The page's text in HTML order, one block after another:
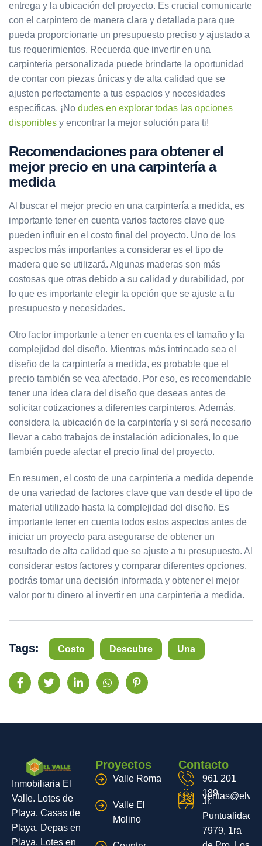
entrega y la ubicación del proyecto. Es crucial comunicarte
con el carpintero de manera clara y detallada para que
pueda proporcionarte un presupuesto preciso y ajustado a
tus requerimientos. Recuerda que invertir en una
carpintería personalizada puede brindarte la oportunidad
de contar con piezas únicas y de alta calidad que se
ajusten perfectamente a tus espacios y necesidades
específicas. ¡No dudes en explorar todas las opciones
disponibles y encontrar la mejor solución para ti!
Recomendaciones para obtener el
mejor precio en una carpintería a
medida
Al buscar el mejor precio en una carpintería a medida, es
importante tener en cuenta varios factores clave que
pueden influir en el costo final del proyecto. Uno de los
aspectos más importantes a considerar es el tipo de
madera que se utilizará. Algunas maderas son más
costosas que otras debido a su calidad y durabilidad, por
lo que es importante elegir la opción que se ajuste a tu
presupuesto y necesidades.
Otro factor importante a tener en cuenta es el tamaño y la
complejidad del diseño. Mientras más intrincado sea el
diseño de la carpintería a medida, es probable que el
precio también se vea afectado. Por eso, es recomendable
tener una idea clara del diseño que deseas antes de
solicitar cotizaciones a diferentes carpinteros. Además,
considera la ubicación de la carpintería y si será necesario
llevar a cabo trabajos de instalación adicionales, lo que
también puede afectar el precio final del proyecto.
En resumen, el costo de una carpintería a medida depende
de una variedad de factores clave que van desde el tipo de
material utilizado hasta la complejidad del diseño. Es
importante tener en cuenta todos estos aspectos antes de
iniciar un proyecto para asegurarse de obtener un
resultado de alta calidad que se ajuste a tu presupuesto. Al
considerar estos factores y comparar diferentes opciones,
podrás tomar una decisión informada y obtener el mejor
valor por tu dinero al invertir en una carpintería a medida.
Tags: Costo Descubre Una
Inmobiliaria El
Valle. Lotes de
Playa. Casas de
Playa. Depas en
Playa. Lotes en
Proyectos
Valle Roma
Valle El
Molino
Contacto
961 201
189
Jr.
Puntualidad
7979, 1ra